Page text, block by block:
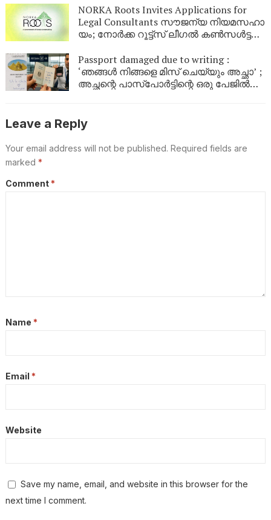
NORKA Roots Invites Applications for
Legal Consultants സൗ​ജ​ന്യ നി​യ​മ​സ​ഹാ​
യം; നോ​ർ​ക്ക റൂ​ട്ട്സ് ലീ​ഗ​ൽ ക​ൺ​സ​ൾ​ട്ട​ന്റു​
Passport damaged due to writing :
‘ഞങ്ങൾ നിങ്ങളെ മിസ് ചെയ്യും അച്ഛാ’ ;
അച്ഛന്റെ പാസ്പോർട്ടിന്റെ ഒരു പേജിൽ
അധികൃതർ
Leave a Reply
Your email address will not be published. Required fields are
marked *
Comment *
Name *
Email *
Website
Save my name, email, and website in this browser for the
next time I comment.